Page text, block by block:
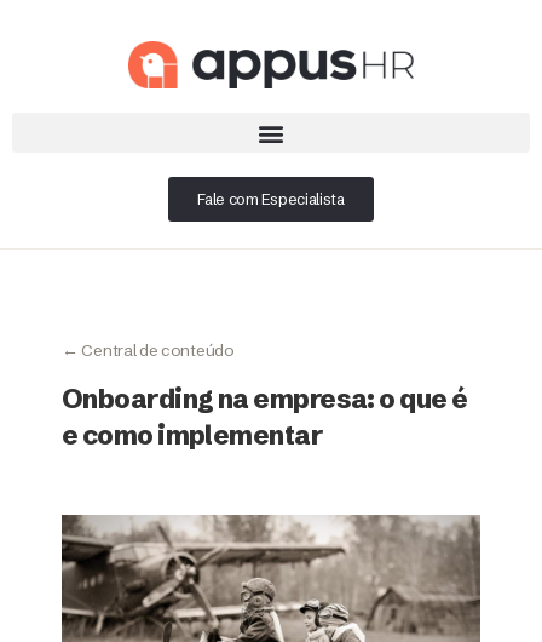
Fale com Especialista
← Central de conteúdo
Onboarding na empresa: o que é
e como implementar